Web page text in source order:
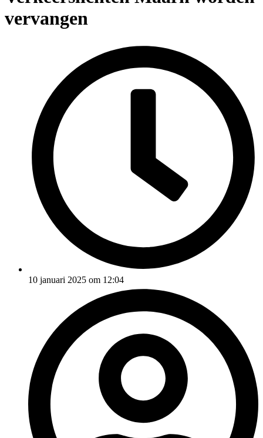
vervangen
10 januari 2025 om 12:04